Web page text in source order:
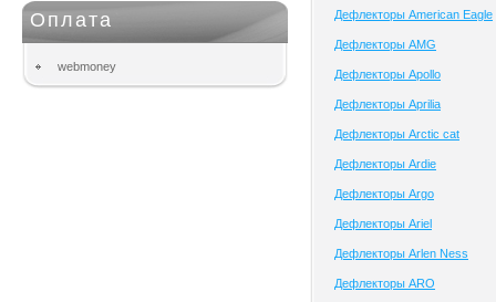
Оплата
webmoney
Дефлекторы American Eagle
Дефлекторы AMG
Дефлекторы Apollo
Дефлекторы Aprilia
Дефлекторы Arctic cat
Дефлекторы Ardie
Дефлекторы Argo
Дефлекторы Ariel
Дефлекторы Arlen Ness
Дефлекторы ARO